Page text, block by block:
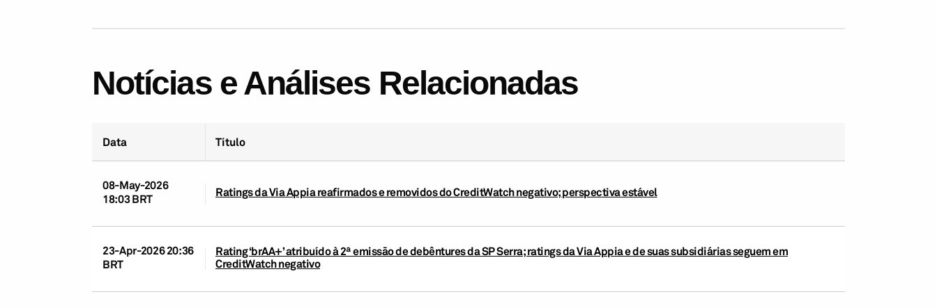
Notícias e Análises Relacionadas
Data Título
08-May-2026
18:03 BRT
Ratings da Via Appia reafirmados e removidos do CreditWatch negativo; perspectiva estável
23-Apr-2026 20:36
BRT
Rating ‘brAA+’ atribuído à 2ª emissão de debêntures da SP Serra; ratings da Via Appia e de suas subsidiárias seguem em
CreditWatch negativo